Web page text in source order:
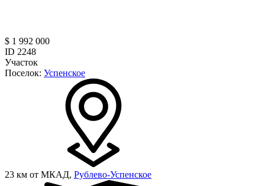
$ 1 992 000
ID 2248
Участок
Поселок: Успенское
23 км от МКАД, Рублево-Успенское